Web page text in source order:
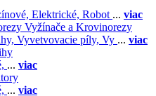
Elektrické, Robot ... viac
Vyžínače a Krovinorezy
Vyvetvovacie píly, Vy ... viac
... viac
... viac